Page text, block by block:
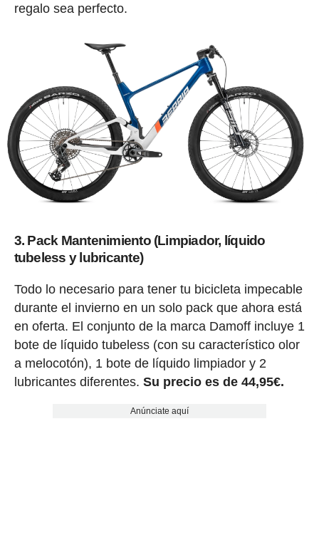
regalo sea perfecto.
3. Pack Mantenimiento (Limpiador, líquido
tubeless y lubricante)
Todo lo necesario para tener tu bicicleta impecable
durante el invierno en un solo pack que ahora está
en oferta. El conjunto de la marca Damoff incluye 1
bote de líquido tubeless (con su característico olor
a melocotón), 1 bote de líquido limpiador y 2
lubricantes diferentes. Su precio es de 44,95€.
Anúnciate aquí